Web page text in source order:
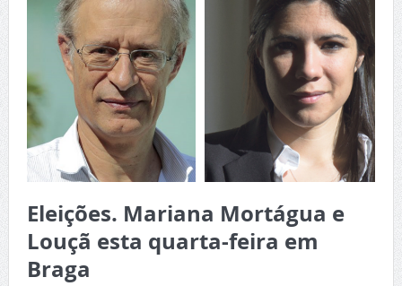
Eleições. Mariana Mortágua e
Louçã esta quarta-feira em
Braga